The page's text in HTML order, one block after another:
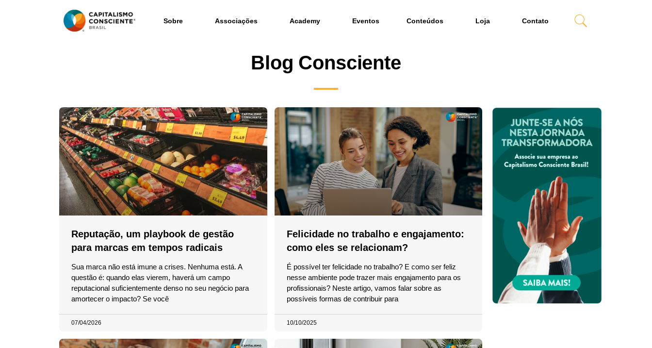
Sobre Associações Academy Eventos Conteúdos Loja Contato
Blog Consciente
Reputação, um playbook de gestão
para marcas em tempos radicais
Sua marca não está imune a crises. Nenhuma está. A
questão é: quando elas vierem, haverá um campo
reputacional suficientemente denso no seu negócio para
amortecer o impacto? Se você
07/04/2026
Felicidade no trabalho e engajamento:
como eles se relacionam?
É possível ter felicidade no trabalho? E como ser feliz
nesse ambiente pode trazer mais engajamento para os
profissionais? Neste artigo, vamos falar sobre as
possíveis formas de contribuir para
10/10/2025